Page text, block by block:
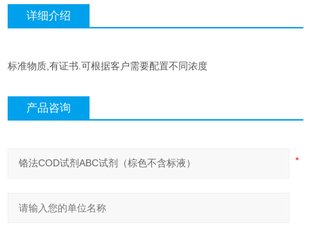
详细介绍
标准物质,有证书.可根据客户需要配置不同浓度
产品咨询